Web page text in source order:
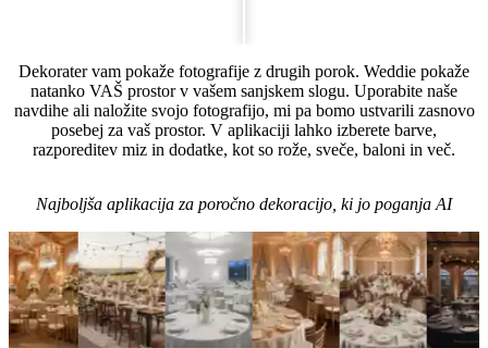
Dekorater vam pokaže fotografije z drugih porok. Weddie pokaže
natanko VAŠ prostor v vašem sanjskem slogu. Uporabite naše
navdihe ali naložite svojo fotografijo, mi pa bomo ustvarili zasnovo
posebej za vaš prostor. V aplikaciji lahko izberete barve,
razporeditev miz in dodatke, kot so rože, sveče, baloni in več.
Najboljša aplikacija za poročno dekoracijo, ki jo poganja AI